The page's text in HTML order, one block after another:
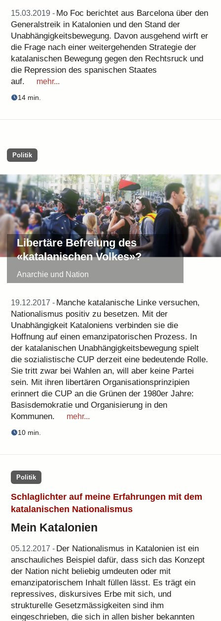
15.03.2019 - Mo Foc berichtet aus Barcelona über den
Generalstreik in Katalonien und den Stand der
Unabhängigkeitsbewegung. Davon ausgehend wirft er
die Frage nach einer weitergehenden Strategie der
katalanischen Bewegung gegen den Rechtsruck und
die Repression des spanischen Staates
auf.
mehr...
14 min.
Politik
Libertäre Befreiung des
«katalanischen Volkes»?
Anarchie und Nation
19.12.2017 - Manche katalanische Linke versuchen,
Nationalismus positiv zu besetzen. Mit der
Unabhängigkeit Kataloniens verbinden sie die
Hoffnung auf einen emanzipatorischen Prozess. In
der katalanischen Unabhängigkeitsbewegung spielt
die sozialistische CUP derzeit eine bedeutende Rolle.
Sie tritt zwar bei Wahlen an, will aber keine Partei
sein. Mit ihren libertären Organisationsprinzipien
erinnert die CUP an die Grünen der 1980er Jahre:
Basisdemokratie und Organisierung in den
Kommunen.
mehr...
10 min.
Politik
Schlaglichter auf meine Erfahrungen mit dem
katalanischen Nationalismus
Mein Katalonien
05.12.2017 - Der Nationalismus in Katalonien ist ein
anschauliches Beispiel dafür, dass sich das Konzept
der Nation nicht beliebig umdeuten oder mit
emanzipatorischem Inhalt füllen lässt. Es trägt ein
repressives, diskursives Erbe mit sich, und
strukturelle Gesetzmässigkeiten sind ihm
eingeschrieben, die sich in allen bisher bekannten